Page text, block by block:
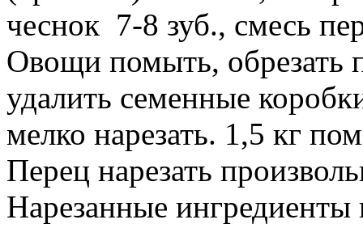
чеснок 7-8 зуб., смесь
Овощи помыть, обрезать
удалить семенные
мелко нарезать. 1,5 кг
Перец нарезать
Нарезанные